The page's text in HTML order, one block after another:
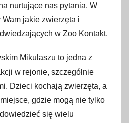
nurtujące nas pytania. W
jakie zwierzęta i
w Zoo Kontakt.
Mikulaszu to jedna z
w rejonie, szczególnie
Dzieci kochają zwierzęta, a
gdzie mogą nie tylko
się wielu